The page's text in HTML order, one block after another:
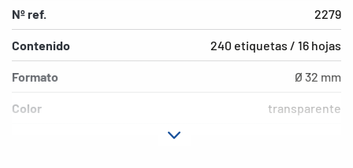
Nº ref. 2279
Contenido 240 etiquetas / 16 hojas
Formato Ø 32 mm
Color transparente